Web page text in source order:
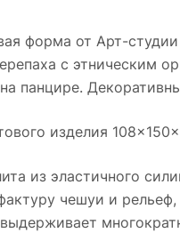
форма от Арт-
с этническим
панцире.
изделия
из эластичного
чешуи и рельеф,